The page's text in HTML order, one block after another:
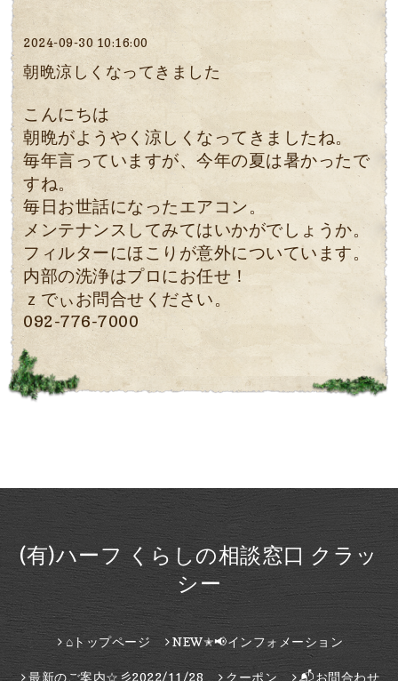
2024-09-30 10:16:00
朝晩涼しくなってきました
こんにちは
朝晩がようやく涼しくなってきましたね。
毎年言っていますが、今年の夏は暑かったで
すね。
毎日お世話になったエアコン。
メンテナンスしてみてはいかがでしょうか。
フィルターにほこりが意外についています。
内部の洗浄はプロにお任せ！
ｚでぃお問合せください。
092-776-7000
(有)ハーフ くらしの相談窓口 クラッ
シー
⌂トップページ NEW✭📢インフォメーション
最新のご案内☆彡2022/11/28 クーポン 📬お問合わせ